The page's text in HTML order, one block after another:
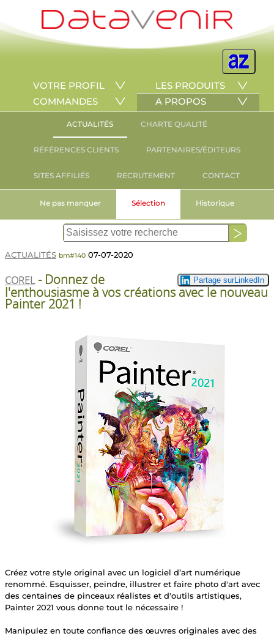
VOTRE PROFIL
LES PRODUITS
COMMANDES
A PROPOS
ACTUALITÉS CHARTE QUALITÉ
RÉFÉRENCES CLIENTS PARTENAIRES/ÉDITEURS
SITES AFFILIÉS RECRUTEMENT CONTACT
Ne pas manquer Sélection Historique
ACTUALITÉS bm#140 07-07-2020
COREL- Donnez de
l'enthousiasme à vos créations avec le nouveau
Painter 2021 !
Créez votre style original avec un logiciel d’art numérique
renommé. Esquisser, peindre, illustrer et faire photo d'art avec
des centaines de pinceaux réalistes et d'outils artistiques,
Painter 2021 vous donne tout le nécessaire !
Manipulez en toute confiance des œuvres originales avec des